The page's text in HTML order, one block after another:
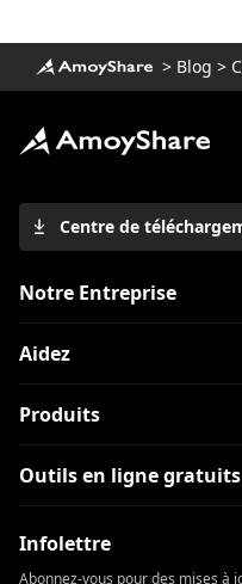
> Blog >
Centre de
Notre Entreprise
Aidez
Produits
Outils en ligne gratuits
Infolettre
Abonnez-vous pour des mises à